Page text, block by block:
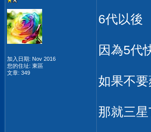
加入日期: Nov 2016
您的住址: 東區
文章: 349
6代以後
因為5代
如果不
那就三